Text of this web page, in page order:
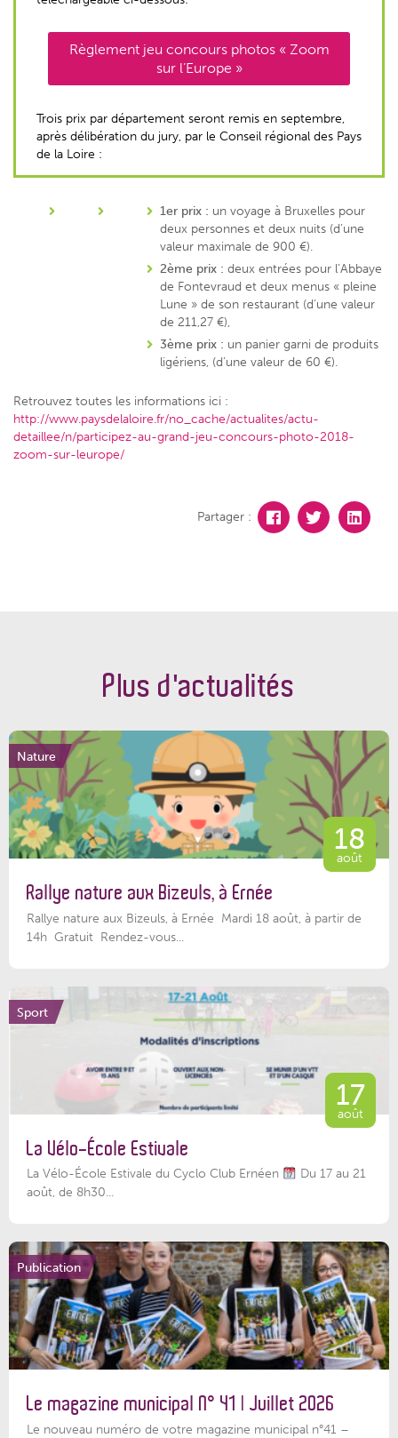
Règlement jeu concours photos « Zoom
sur l’Europe »
Trois prix par département seront remis en septembre,
après délibération du jury, par le Conseil régional des Pays
de la Loire :
1er prix : un voyage à Bruxelles pour
deux personnes et deux nuits (d’une
valeur maximale de 900 €).
2ème prix : deux entrées pour l’Abbaye
de Fontevraud et deux menus « pleine
Lune » de son restaurant (d’une valeur
de 211,27 €),
3ème prix : un panier garni de produits
ligériens, (d’une valeur de 60 €).
Retrouvez toutes les informations ici :
http://www.paysdelaloire.fr/no_cache/actualites/actu-
detaillee/n/participez-au-grand-jeu-concours-photo-2018-
zoom-sur-leurope/
Partager :
Plus d'actualités
Nature
18
août
Rallye nature aux Bizeuls, à Ernée
Rallye nature aux Bizeuls, à Ernée Mardi 18 août, à partir de
14h Gratuit Rendez-vous...
Sport
17
août
La Vélo-École Estivale
La Vélo-École Estivale du Cyclo Club Ernéen
Du 17 au 21
août, de 8h30...
Publication
Le magazine municipal N° 41 | Juillet 2026
Le nouveau numéro de votre magazine municipal n°41 –